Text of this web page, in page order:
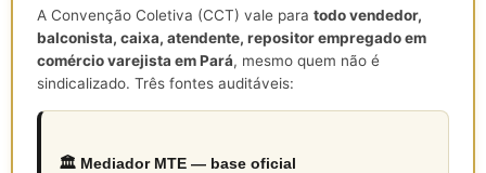
A Convenção Coletiva (CCT) vale para todo vendedor,
balconista, caixa, atendente, repositor empregado em
comércio varejista em Pará, mesmo quem não é
sindicalizado. Três fontes auditáveis:
🏛️ Mediador MTE — base oficial